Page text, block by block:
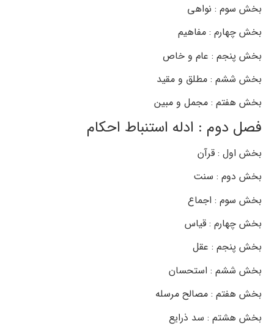
بخش سوم : نواهی
بخش چهارم : مفاهیم
بخش پنجم : عام و خاص
بخش ششم : مطلق و مقید
بخش هفتم : مجمل و مبین
فصل دوم : ادله استنباط احکام
بخش اول : قرآن
بخش دوم : سنت
بخش سوم : اجماع
بخش چهارم : قیاس
بخش پنجم : عقل
بخش ششم : استحسان
بخش هفتم : مصالح مرسله
بخش هشتم : سد ذرایع